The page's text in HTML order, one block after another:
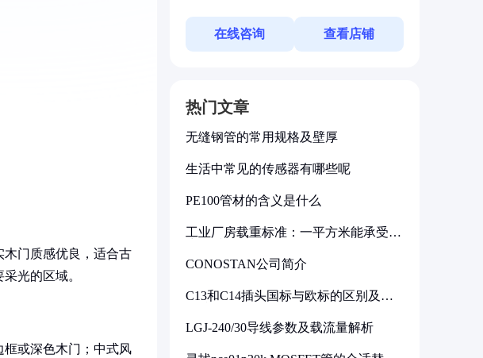
门质感优良，适合古
光的区域。
或深色木门；中式风
在线咨询 查看店铺
热门文章
无缝钢管的常用规格及壁厚
生活中常见的传感器有哪些呢
PE100管材的含义是什么
工业厂房载重标准：一平方米能承受多
CONOSTAN公司简介
C13和C14插头国标与欧标的区别及其
LGJ-240/30导线参数及载流量解析